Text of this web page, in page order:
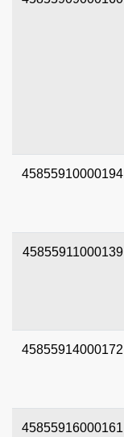
45855910000194
45855911000139
45855914000172
45855916000161